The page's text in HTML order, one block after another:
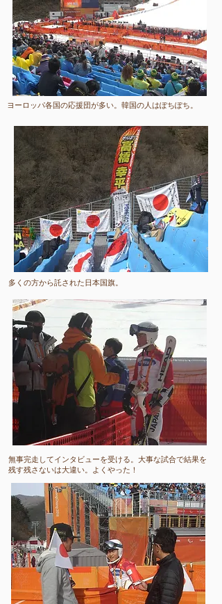
ヨーロッパ​各国の応援団が多い。韓国の人はぽちぽち。
​多くの方から託された日本国旗。
​無事完走してインタビューを受ける。大事な試合で結果を
残す残さないは大違い。よくやった！